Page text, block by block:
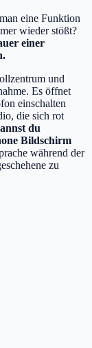
eine Funktion
wieder stößt?
einer
und
Es öffnet
einschalten
die sich rot
du
Bildschirm
während der
zu